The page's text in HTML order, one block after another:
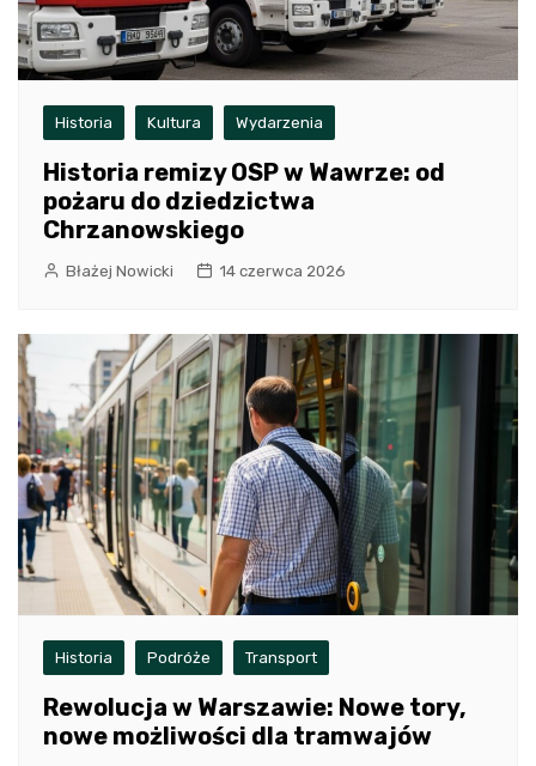
Historia Kultura Wydarzenia
Historia remizy OSP w Wawrze: od
pożaru do dziedzictwa
Chrzanowskiego
Błażej Nowicki 14 czerwca 2026
Historia Podróże Transport
Rewolucja w Warszawie: Nowe tory,
nowe możliwości dla tramwajów